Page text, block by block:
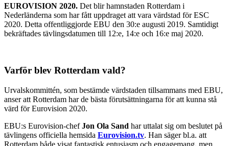
EUROVISION 2020. Det blir hamnstaden Rotterdam i
Nederländerna som har fått uppdraget att vara värdstad för ESC
2020. Detta offentliggjorde EBU den 30:e augusti 2019. Samtidigt
bekräftades tävlingsdatumen till 12:e, 14:e och 16:e maj 2020.
Varför blev Rotterdam vald?
Urvalskommittén, som bestämde värdstaden tillsammans med EBU,
anser att Rotterdam har de bästa förutsättningarna för att kunna stå
värd för Eurovision 2020.
EBU:s Eurovision-chefJon Ola Sand har uttalat sig om beslutet på
tävlingens officiella hemsida Eurovision.tv. Han säger bl.a. att
Rotterdam både visat fantastisk entusiasm och engagemang, men